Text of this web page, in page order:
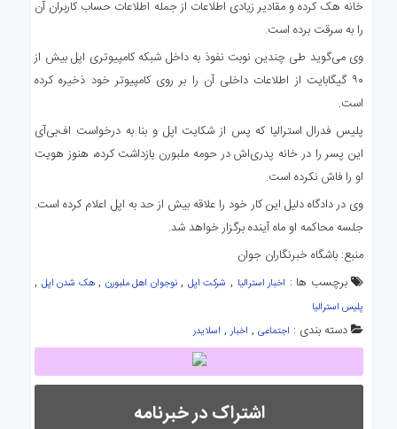
خانه هک کرده و مقادیر زیادی اطلاعات از جمله اطلاعات حساب کاربران آن
را به سرقت برده است.
وی می‌گوید طی چندین نوبت نفوذ به داخل شبکه کامپیوتری اپل بیش از
۹۰ گیگابایت از اطلاعات داخلی آن را بر روی کامپیوتر خود ذخیره کرده
است.
پلیس فدرال استرالیا که پس از شکایت اپل و بنا به درخواست اف‌بی‌آی
این پسر را در خانه پدری‌اش در حومه ملبورن بازداشت کرده، هنوز هویت
او را فاش نکرده است.
وی در دادگاه دلیل این کار خود را علاقه بیش از حد به اپل اعلام کرده است.
جلسه محاکمه او ماه آینده برگزار خواهد شد.
منبع: باشگاه خبرنگاران جوان
برچسب ها : اخبار استرالیا , شرکت اپل ,نوجوان اهل ملبورن ,هک شدن اپل ,
پلیس استرالیا
دسته بندی : اجتماعی, اخبار, اسلایدر
اشتراک در خبرنامه